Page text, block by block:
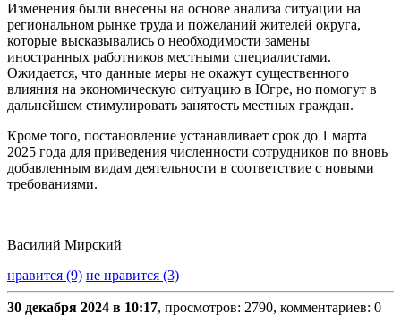
Изменения были внесены на основе анализа ситуации на
региональном рынке труда и пожеланий жителей округа,
которые высказывались о необходимости замены
иностранных работников местными специалистами.
Ожидается, что данные меры не окажут существенного
влияния на экономическую ситуацию в Югре, но помогут в
дальнейшем стимулировать занятость местных граждан.
Кроме того, постановление устанавливает срок до 1 марта
2025 года для приведения численности сотрудников по вновь
добавленным видам деятельности в соответствие с новыми
требованиями.
Василий Мирский
нравится (9) не нравится (3)
30 декабря 2024 в 10:17, просмотров: 2790, комментариев: 0